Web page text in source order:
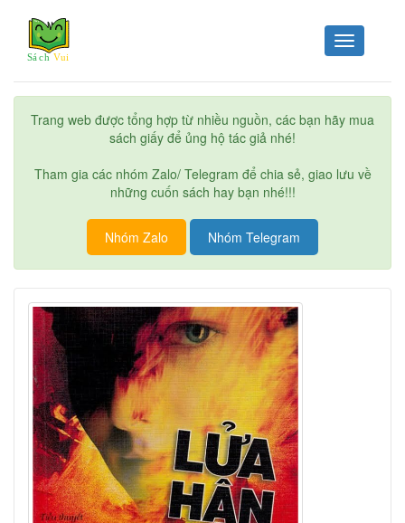
Toggle
navigation
Trang web được tổng hợp từ nhiều nguồn, các bạn hãy mua
sách giấy để ủng hộ tác giả nhé!
Tham gia các nhóm Zalo/ Telegram để chia sẻ, giao lưu về
những cuốn sách hay bạn nhé!!!
Nhóm Zalo Nhóm Telegram